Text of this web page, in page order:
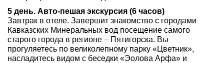
5 день. Авто-пешая экскурсия (6 часов)
Завтрак в отеле. Завершит знакомство с городами
Кавказских Минеральных вод посещение самого
старого города в регионе – Пятигорска. Вы
прогуляетесь по великолепному парку «Цветник»,
насладитесь видом с беседки «Эолова Арфа» и